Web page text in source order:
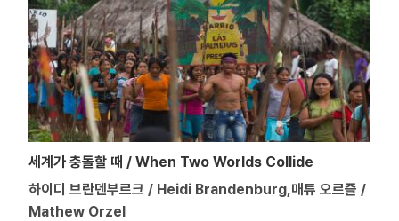
세계가 충돌할 때 / When Two Worlds Collide
하이디 브란덴부르크 / Heidi Brandenburg,매튜 오르즐 /
Mathew Orzel